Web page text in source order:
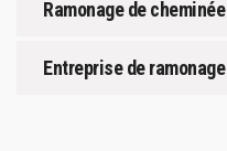
Ramonage de cheminée
Entreprise de